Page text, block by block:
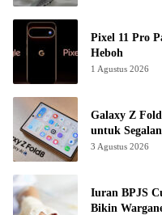
Pixel 11 Pro
Heboh
1 Agustus 2026
Galaxy Z
untuk
3 Agustus 2026
Iuran BPJS
Bikin